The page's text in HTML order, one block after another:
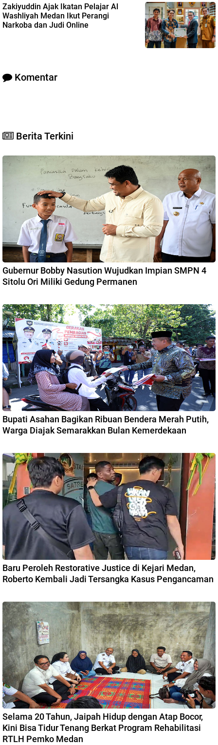
Zakiyuddin Ajak Ikatan Pelajar Al
Washliyah Medan Ikut Perangi
Narkoba dan Judi Online
Komentar
Berita Terkini
Gubernur Bobby Nasution Wujudkan Impian SMPN 4
Sitolu Ori Miliki Gedung Permanen
Bupati Asahan Bagikan Ribuan Bendera Merah Putih,
Warga Diajak Semarakkan Bulan Kemerdekaan
Baru Peroleh Restorative Justice di Kejari Medan,
Roberto Kembali Jadi Tersangka Kasus Pengancaman
Selama 20 Tahun, Jaipah Hidup dengan Atap Bocor,
Kini Bisa Tidur Tenang Berkat Program Rehabilitasi
RTLH Pemko Medan